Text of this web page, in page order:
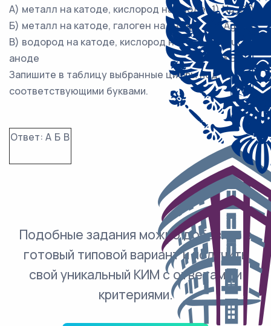
А) металл на катоде, кислород на аноде
Б) металл на катоде, галоген на аноде
В) водород на катоде, кислород на
аноде
1) Na2CO
2) AgNO 3
3) CuCl
4) KBr
Запишите в таблицу выбранные цифры под
соответствующими буквами.
Ответ: А Б В
Подобные задания можно добавить в
готовый типовой вариант и получить
свой уникальный КИМ с ответами и
критериями.